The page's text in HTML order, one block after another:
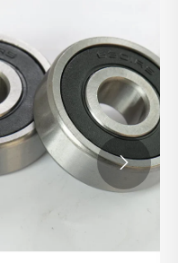
